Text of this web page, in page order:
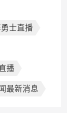
士直播
播
最新消息